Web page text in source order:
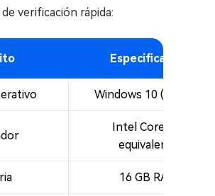
verificación rápida:
Especificación
Windows 10 (64 bits)
Intel Core i5 o
equivalente
16 GB RAM